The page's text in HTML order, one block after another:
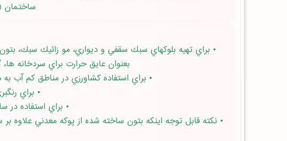
ساختمان
بعنوان عايق حرارت براي سردخانه ها،
• براي استفاده كشاورزي در مناطق كم آب به
• براي رنگبري
• براي استفاده در
• نكته قابل توجه اينكه بتون ساخته شده از پوكه معدني